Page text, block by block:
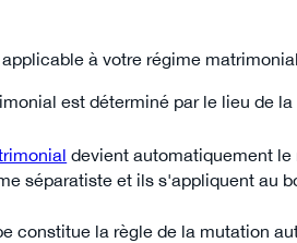
à votre régime
est déterminé par le lieu de
devient automatiquement le
séparatiste et ils s'appliquent au
constitue la règle de la mutation